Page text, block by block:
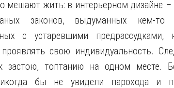
мешают жить: в интерьерном дизайне
законов, выдуманных кем-то
с устаревшими
свою индивидуальность.
застою, топтанию на одном месте.
бы не увидели парохода и